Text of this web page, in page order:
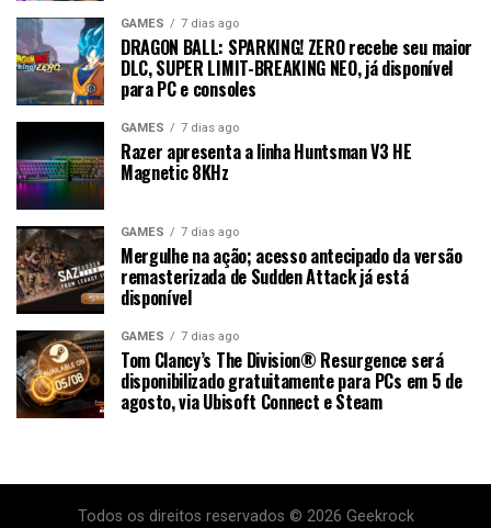
GAMES 7 dias ago
DRAGON BALL: SPARKING! ZERO recebe seu maior
DLC, SUPER LIMIT-BREAKING NEO, já disponível
para PC e consoles
GAMES 7 dias ago
Razer apresenta a linha Huntsman V3 HE
Magnetic 8KHz
GAMES 7 dias ago
Mergulhe na ação; acesso antecipado da versão
remasterizada de Sudden Attack já está
disponível
GAMES 7 dias ago
Tom Clancy’s The Division® Resurgence será
disponibilizado gratuitamente para PCs em 5 de
agosto, via Ubisoft Connect e Steam
Todos os direitos reservados © 2026 Geekrock